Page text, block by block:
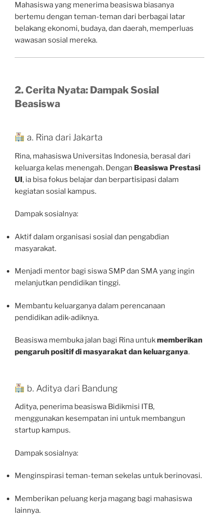
Mahasiswa yang menerima beasiswa biasanya
bertemu dengan teman-teman dari berbagai latar
belakang ekonomi, budaya, dan daerah, memperluas
wawasan sosial mereka.
2. Cerita Nyata: Dampak Sosial
Beasiswa
a. Rina dari Jakarta
Rina, mahasiswa Universitas Indonesia, berasal dari
keluarga kelas menengah. Dengan Beasiswa Prestasi
UI, ia bisa fokus belajar dan berpartisipasi dalam
kegiatan sosial kampus.
Dampak sosialnya:
Aktif dalam organisasi sosial dan pengabdian
masyarakat.
Menjadi mentor bagi siswa SMP dan SMA yang ingin
melanjutkan pendidikan tinggi.
Membantu keluarganya dalam perencanaan
pendidikan adik-adiknya.
Beasiswa membuka jalan bagi Rina untukmemberikan
pengaruh positif di masyarakat dan keluarganya.
b. Aditya dari Bandung
Aditya, penerima beasiswa Bidikmisi ITB,
menggunakan kesempatan ini untuk membangun
startup kampus.
Dampak sosialnya:
Menginspirasi teman-teman sekelas untuk berinovasi.
Memberikan peluang kerja magang bagi mahasiswa
lainnya.